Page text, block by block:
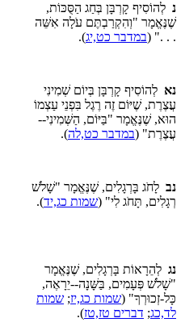
נ לְהוֹסִיף קָרְבָּן בְּחַג הַסֻּכּוֹת,
שֶׁנֶּאֱמָר "וְהִקְרַבְתֶּם עֹלָה אִשֵּׁה
. . ." (במדבר כט,יג).
נא לְהוֹסִיף קָרְבָּן בְּיוֹם שְׁמִינִי
עֲצֶרֶת, שֶׁיּוֹם זֶה רֶגֶל בִּפְנֵי עַצְמוֹ
הוּא, שֶׁנֶּאֱמָר "בַּיּוֹם, הַשְּׁמִינִי--
עֲצֶרֶת" (במדבר כט,לה).
נב לָחֹג בָּרְגָלִים, שֶׁנֶּאֱמָר "שָׁלֹשׁ
רְגָלִים, תָּחֹג לִי" (שמות כג,יד).
נג לְהֵרָאוֹת בָּרְגָלִים, שֶׁנֶּאֱמָר
"שָׁלֹשׁ פְּעָמִים, בַּשָּׁנָה--יֵרָאֶה,
כָּל-זְכוּרְךָ" (שמות כג,יז; שמות
לד,כג; דברים טז,טז).